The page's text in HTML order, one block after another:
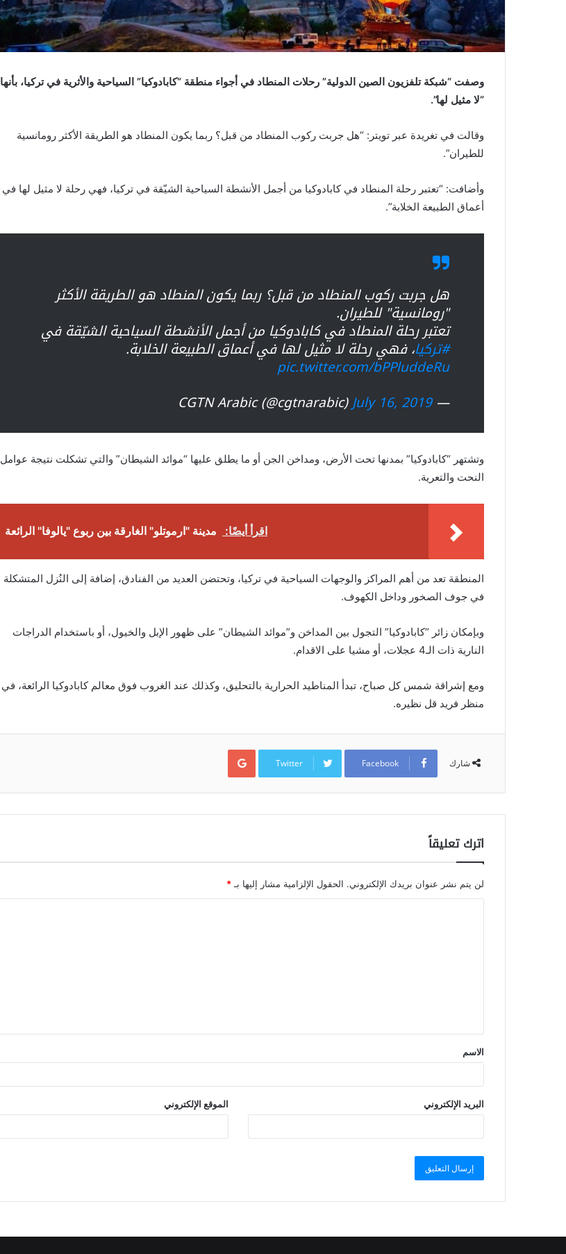
وصفت “شبكة تلفزيون الصين الدولية” رحلات المنطاد في أجواء منطقة “كابادوكيا” السياحية والأثرية في تركيا، بأنها
“لا مثيل لها”.
وقالت في تغريدة عبر تويتر: “هل جربت ركوب المنطاد من قبل؟ ربما يكون المنطاد هو الطريقة الأكثر رومانسية
للطيران”.
وأضافت: “تعتبر رحلة المنطاد في كابادوكيا من أجمل الأنشطة السياحية الشيّقة في تركيا، فهي رحلة لا مثيل لها في
أعماق الطبيعة الخلابة”.
هل جربت ركوب المنطاد من قبل؟ ربما يكون المنطاد هو الطريقة الأكثر
"رومانسية" للطيران.
تعتبر رحلة المنطاد في كابادوكيا من أجمل الأنشطة السياحية الشيّقة في
#تركيا، فهي رحلة لا مثيل لها في أعماق الطبيعة الخلابة.
pic.twitter.com/bPPluddeRu
— CGTN Arabic (@cgtnarabic)
July 16, 2019
وتشتهر “كابادوكيا” بمدنها تحت الأرض، ومداخن الجن أو ما يطلق عليها “موائد الشيطان” والتي تشكلت نتيجة عوامل
النحت والتعرية.
اقرأ أيضًا: مدينة "ارموتلو" الغارقة بين ربوع "يالوفا" الرائعة
المنطقة تعد من أهم المراكز والوجهات السياحية في تركيا، وتحتضن العديد من الفنادق، إضافة إلى النُزل المتشكلة
في جوف الصخور وداخل الكهوف.
وبإمكان زائر “كابادوكيا” التجول بين المداخن و”موائد الشيطان” على ظهور الإبل والخيول، أو باستخدام الدراجات
النارية ذات الـ4 عجلات، أو مشيا على الاقدام.
ومع إشراقة شمس كل صباح، تبدأ المناطيد الحرارية بالتحليق، وكذلك عند الغروب فوق معالم كابادوكيا الرائعة، في
منظر فريد قل نظيره.
شارك Facebook
Twitter
Google+
اترك تعليقاً
لن يتم نشر عنوان بريدك الإلكتروني. الحقول الإلزامية مشار إليها بـ *
الاسم
البريد الإلكتروني الموقع الإلكتروني